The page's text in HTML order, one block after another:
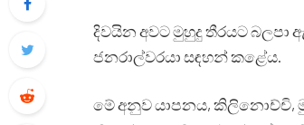
දිවයින අවට මුහුදු තීරයට බලපා
ජනරාල්වරයා සඳහන් කළේය.
මේ අනුව යාපනය, කිලිනොච්චි,